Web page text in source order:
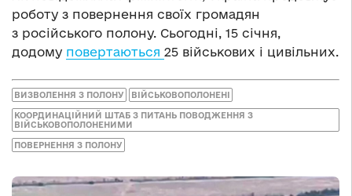
роботу з повернення своїх громадян
з російського полону. Сьогодні, 15 січня,
додому повертаються 25 військових і цивільних.
ВИЗВОЛЕННЯ З ПОЛОНУ ВІЙСЬКОВОПОЛОНЕНІ
КООРДИНАЦІЙНИЙ ШТАБ З ПИТАНЬ ПОВОДЖЕННЯ З
ВІЙСЬКОВОПОЛОНЕНИМИ
ПОВЕРНЕННЯ З ПОЛОНУ